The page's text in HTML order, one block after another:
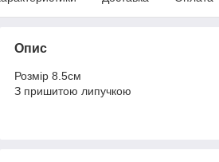
Опис
Розмір 8.5см
З пришитою липучкою